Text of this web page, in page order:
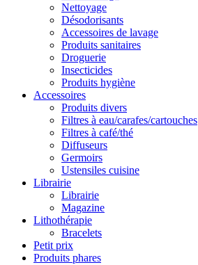
Nettoyage
Désodorisants
Accessoires de lavage
Produits sanitaires
Droguerie
Insecticides
Produits hygiène
Accessoires
Produits divers
Filtres à eau/carafes/cartouches
Filtres à café/thé
Diffuseurs
Germoirs
Ustensiles cuisine
Librairie
Librairie
Magazine
Lithothérapie
Bracelets
Petit prix
Produits phares